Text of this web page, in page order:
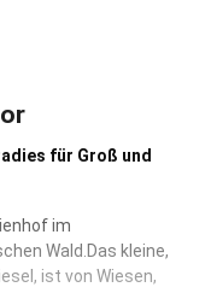
für Groß und
im
Wald.Das kleine,
ist von Wiesen,